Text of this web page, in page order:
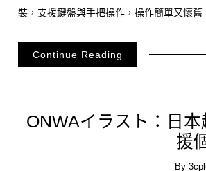
裝，支援鍵盤與手把操作，操作簡單又懷
Continue Reading
ONWAイラスト：日
援
By